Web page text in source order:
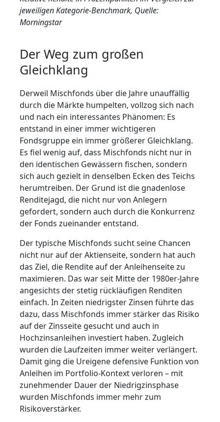
jeweiligen Kategorie-Benchmark, Quelle:
Morningstar
Der Weg zum großen
Gleichklang
Derweil Mischfonds über die Jahre unauffällig
durch die Märkte humpelten, vollzog sich nach
und nach ein interessantes Phänomen: Es
entstand in einer immer wichtigeren
Fondsgruppe ein immer größerer Gleichklang.
Es fiel wenig auf, dass Mischfonds nicht nur in
den identischen Gewässern fischen, sondern
sich auch gezielt in denselben Ecken des Teichs
herumtreiben. Der Grund ist die gnadenlose
Renditejagd, die nicht nur von Anlegern
gefordert, sondern auch durch die Konkurrenz
der Fonds zueinander entstand.
Der typische Mischfonds sucht seine Chancen
nicht nur auf der Aktienseite, sondern hat auch
das Ziel, die Rendite auf der Anleihenseite zu
maximieren. Das war seit Mitte der 1980er-Jahre
angesichts der stetig rückläufigen Renditen
einfach. In Zeiten niedrigster Zinsen führte das
dazu, dass Mischfonds immer stärker das Risiko
auf der Zinsseite gesucht und auch in
Hochzinsanleihen investiert haben. Zugleich
wurden die Laufzeiten immer weiter verlängert.
Damit ging die Ureigene defensive Funktion von
Anleihen im Portfolio-Kontext verloren – mit
zunehmender Dauer der Niedrigzinsphase
wurden Mischfonds immer mehr zum
Risikoverstärker.